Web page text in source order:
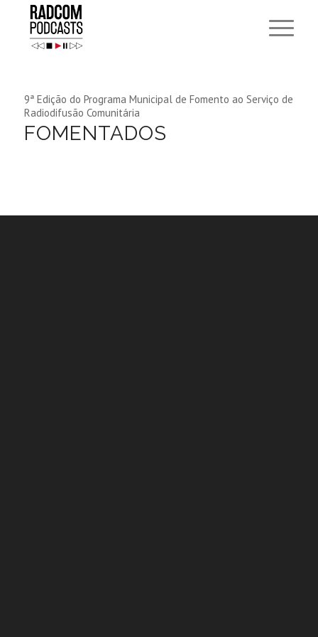
9ª Edição do Programa Municipal de Fomento ao Serviço de
Radiodifusão Comunitária
FOMENTADOS